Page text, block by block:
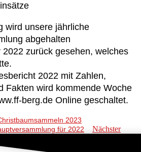
wird unsere jährliche
abgehalten
zurück gesehen, welches
2022 mit Zahlen,
Fakten wird kommende Woche
berg.de Online geschaltet.
2023
für 2022 Nächster